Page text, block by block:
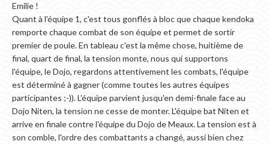
Emilie !
Quant à l'équipe 1, c'est tous gonflés à bloc que chaque kendoka
remporte chaque combat de son équipe et permet de sortir
premier de poule. En tableau c'est la même chose, huitième de
final, quart de final, la tension monte, nous qui supportons
l'équipe, le Dojo, regardons attentivement les combats, l'équipe
est déterminé à gagner (comme toutes les autres équipes
participantes ;-)). L'équipe parvient jusqu'en demi-finale face au
Dojo Niten, la tension ne cesse de monter. L'équipe bat Niten et
arrive en finale contre l'équipe du Dojo de Meaux. La tension est à
son comble, l'ordre des combattants a changé, aussi bien chez